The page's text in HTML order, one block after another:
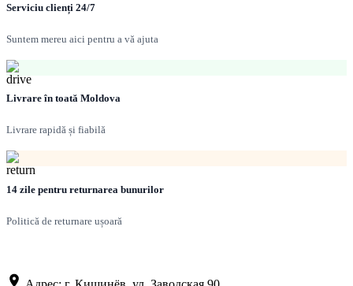
Serviciu clienți 24/7
Suntem mereu aici pentru a vă ajuta
Livrare în toată Moldova
Livrare rapidă și fiabilă
14 zile pentru returnarea bunurilor
Politică de returnare ușoară